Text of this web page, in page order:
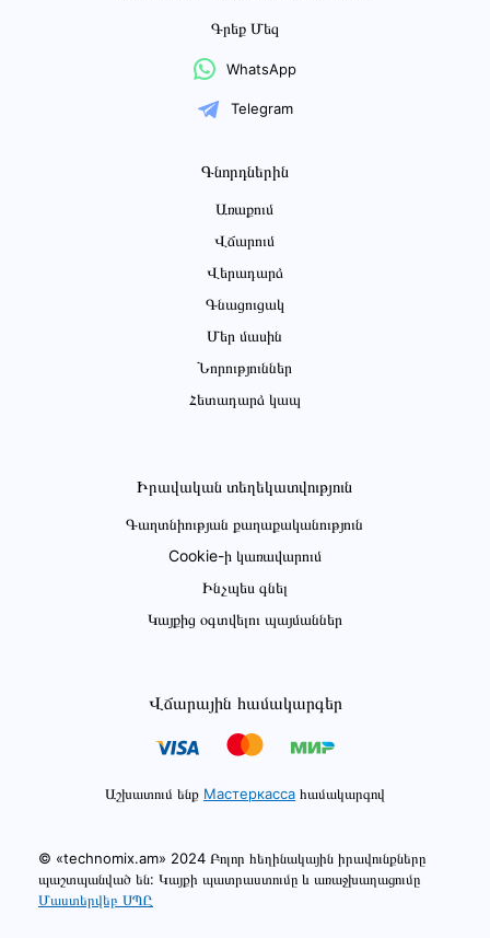
Գրեք Մեզ
WhatsApp
Telegram
Գնորդներին
Առաքում
Վճարում
Վերադարձ
Գնացուցակ
Մեր մասին
Նորություններ
Հետադարձ կապ
Իրավական տեղեկատվություն
Գաղտնիության քաղաքականություն
Cookie-ի կառավարում
Ինչպես գնել
Կայքից օգտվելու պայմաններ
Վճարային համակարգեր
Աշխատում ենք Мастеркасса համակարգով
© «technomix.am» 2024 Բոլոր հեղինակային իրավունքները
պաշտպանված են: Կայքի պատրաստումը և առաջխաղացումը
Մաստերվեբ ՍՊԸ